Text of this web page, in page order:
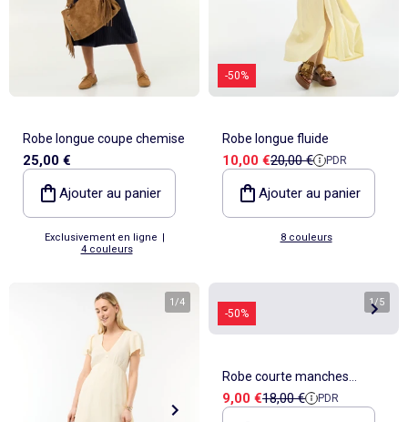
Robe longue coupe chemise
25,00 €
Ajouter au panier
Exclusivement en ligne |
4 couleurs
-50%
Robe longue fluide
Prix de vente
10,00 €Prix de référence
20,00 € PDR
Ajouter au panier
8 couleurs
1/4
-50%
1/5
Robe courte manches
papillons en coton et lin
Prix de vente
9,00 €Prix de référence
18,00 € PDR